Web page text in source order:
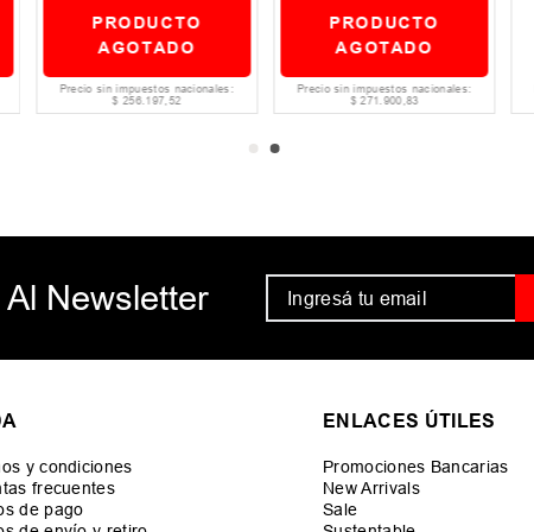
PRODUCTO
AGOTADO
Precio sin impuestos nacionales:
$ 256.197,52
PRODUCTO
AGOTADO
Precio sin impuestos nacionales:
$ 271.900,83
Newsletter
y condiciones
frecuentes
de pago
ENLACES ÚTILES
Promociones Bancarias
New Arrivals
Sale